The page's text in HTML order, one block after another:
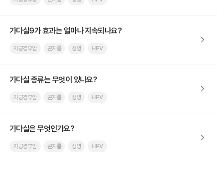
가다실9가 효과는 얼마나 지속되나요?
자궁경부암 곤지름 성병 HPV
가다실 종류는 무엇이 있나요?
자궁경부암 곤지름 성병 HPV
가다실은 무엇인가요?
자궁경부암 곤지름 성병 HPV